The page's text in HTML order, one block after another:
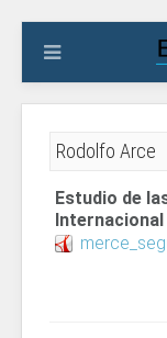
Rodolfo Arce
Estudio de
Internacional